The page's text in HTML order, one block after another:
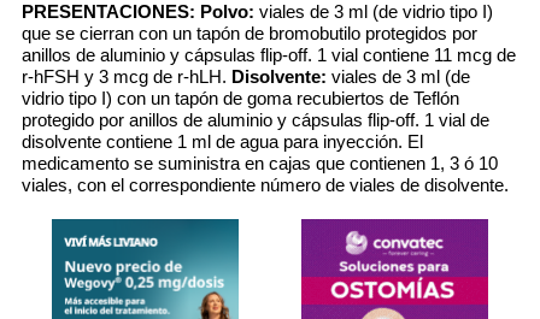
PRESENTACIONES: Polvo: viales de 3 ml (de vidrio tipo I)
que se cierran con un tapón de bromobutilo protegidos por
anillos de aluminio y cápsulas flip-off. 1 vial contiene 11 mcg de
r-hFSH y 3 mcg de r-hLH. Disolvente: viales de 3 ml (de
vidrio tipo I) con un tapón de goma recubiertos de Teflón
protegido por anillos de aluminio y cápsulas flip-off. 1 vial de
disolvente contiene 1 ml de agua para inyección. El
medicamento se suministra en cajas que contienen 1, 3 ó 10
viales, con el correspondiente número de viales de disolvente.